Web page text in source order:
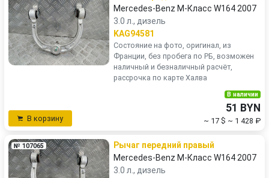
Mercedes-Benz M-Класс W164 2007
3.0 л., дизель
KAG94581
Состояние на фото, оригинал, из
Франции, без пробега по РБ, возможен
наличный и безналичный расчёт,
рассрочка по карте Халва
В корзину
В наличии
51 BYN
~ 17 $ ~ 1 428 ₽
№ 107065
Рычаг передний правый
Mercedes-Benz M-Класс W164 2007
3.0 л., дизель